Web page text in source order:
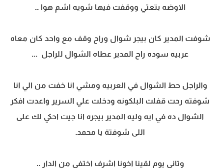
الاوضه بتعتي ووقفت فيها شويه اشم هوا ..
شوفت المدير كان بيجر شوال وراح وقف مع واحد كان معاه
عربيه سوده راح المدير عطاه الشوال للراجل ...
والراجل حط الشوال في العربيه ومشي انا خفت من الي انا
شوفته رحت قفلت البلكونه ودخلت علي السرير واعدت افكر
الشوال ده في ايه وليه المدير بيجره انا جيت احكي لك على
اللى شوفتة يا محمد.
وتاني يوم لقينا اخونا اشرف اختفي من الدار ..